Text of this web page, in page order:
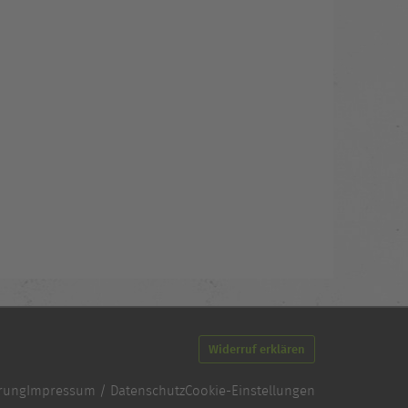
Widerruf erklären
Impressum / DatenschutzCookie-Einstellungen